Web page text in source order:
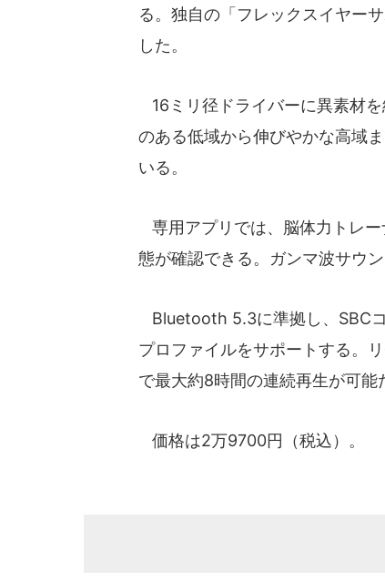
る。独自の「フレックスイヤー
した。
16ミリ径ドライバーに異素材
のある低域から伸びやかな高域
いる。
専用アプリでは、脳体力トレ
態が確認できる。ガンマ波サウ
Bluetooth 5.3に準拠し、SBC
プロファイルをサポートする。
で最大約8時間の連続再生が可能
価格は2万9700円（税込）。